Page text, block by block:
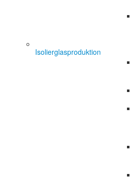
Isolierglasproduktion